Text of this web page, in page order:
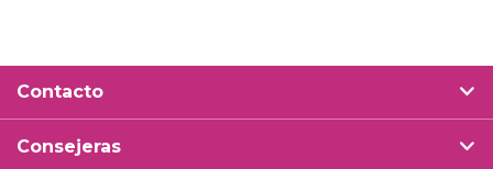
Contacto
Consejeras